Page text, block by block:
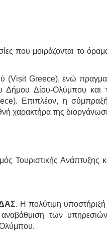
που μοιράζονται το
(Visit Greece), ενώ
Δήμου Δίου-Ολύμπου και
Επιπλέον, η
χαρακτήρα της
Τουριστικής Ανάπτυξης
. Η πολύτιμη
των
Ολύμπου.